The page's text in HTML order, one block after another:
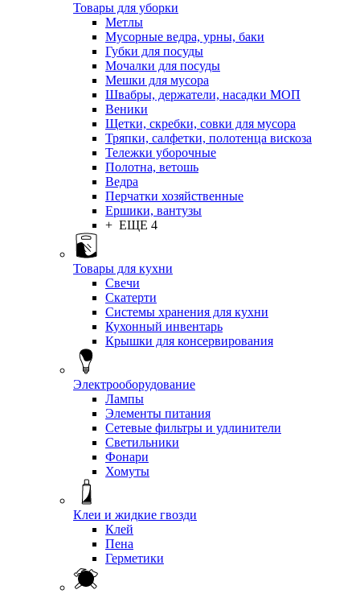
Товары для уборки
Метлы
Мусорные ведра, урны, баки
Губки для посуды
Мочалки для посуды
Мешки для мусора
Швабры, держатели, насадки МОП
Веники
Щетки, скребки, совки для мусора
Тряпки, салфетки, полотенца вискоза
Тележки уборочные
Полотна, ветошь
Ведра
Перчатки хозяйственные
Ершики, вантузы
+ ЕЩЕ 4
Товары для кухни
Свечи
Скатерти
Системы хранения для кухни
Кухонный инвентарь
Крышки для консервирования
Электрооборудование
Лампы
Элементы питания
Сетевые фильтры и удлинители
Светильники
Фонари
Хомуты
Клеи и жидкие гвозди
Клей
Пена
Герметики